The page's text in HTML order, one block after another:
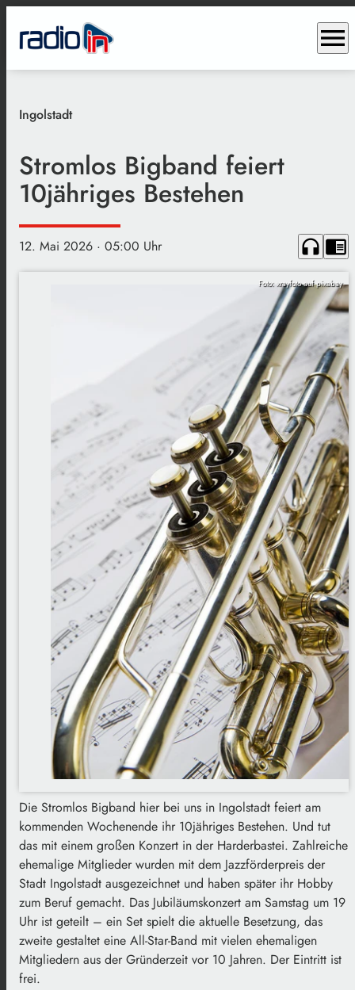
menu
Ingolstadt
Stromlos Bigband feiert
10jähriges Bestehen
12. Mai 2026 · 05:00 Uhr headphones chrome_reader_mode
Foto: xrayfoto auf pixabay
Die Stromlos Bigband hier bei uns in Ingolstadt feiert am
kommenden Wochenende ihr 10jähriges Bestehen. Und tut
das mit einem großen Konzert in der Harderbastei. Zahlreiche
ehemalige Mitglieder wurden mit dem Jazzförderpreis der
Stadt Ingolstadt ausgezeichnet und haben später ihr Hobby
zum Beruf gemacht. Das Jubiläumskonzert am Samstag um 19
Uhr ist geteilt – ein Set spielt die aktuelle Besetzung, das
zweite gestaltet eine All-Star-Band mit vielen ehemaligen
Mitgliedern aus der Gründerzeit vor 10 Jahren. Der Eintritt ist
frei.